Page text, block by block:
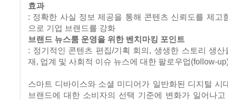
효과
: 정확한 사실 정보 제공을 통해 콘텐츠 신뢰도를 제고
으로 기업 브랜드를 강화
브랜드 뉴스룸 운영을 위한 벤치마킹 포인트
: 정기적인 콘텐츠 편집/기획 회의, 생생한 스토리 생
재, 업계 및 사회적 이슈 뉴스에 대한 팔로우업(follow-
스마트 디바이스와 소셜 미디어가 일반화된 디지털 시
브랜드에 대한 소비자의 선택 기준에 변화가 일어나